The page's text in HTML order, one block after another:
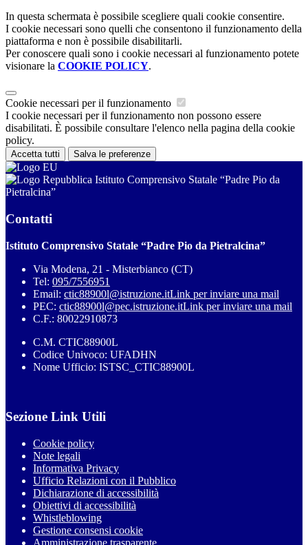
In questa schermata è possibile scegliere quali cookie consentire.
I cookie necessari sono quelli che consentono il funzionamento della
piattaforma e non è possibile disabilitarli.
Per conoscere quali sono i cookie necessari al funzionamento potete
visionare la COOKIE POLICY.
Cookie necessari per il funzionamento
I cookie necessari per il funzionamento non possono essere
disabilitati. È possibile consultare l'elenco nella pagina della cookie
policy.
Accetta tutti Salva le preferenze
Istituto Comprensivo Statale “Padre Pio da
Pietralcina”
Contatti
Istituto Comprensivo Statale “Padre Pio da Pietralcina”
Via Modena, 21 - Misterbianco (CT)
Tel: 095/7556951
Email: ctic88900l@istruzione.itLink per inviare una mail
PEC: ctic88900l@pec.istruzione.itLink per inviare una mail
C.F.: 80022910873
C.M. CTIC88900L
Codice Univoco: UFADHN
Nome Ufficio: ISTSC_CTIC88900L
Sezione Link Utili
Cookie policy
Note legali
Informativa Privacy
Ufficio Relazioni con il Pubblico
Dichiarazione di accessibilità
Obiettivi di accessibilità
Whistleblowing
Gestione consensi cookie
Amministrazione trasparente